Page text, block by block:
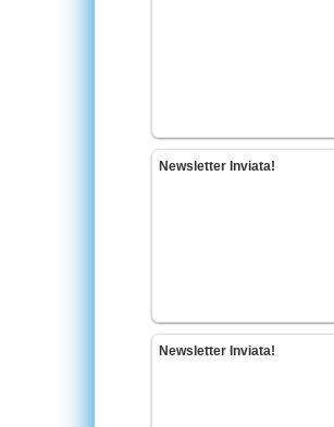
Newsletter Inviata!
Newsletter Inviata!